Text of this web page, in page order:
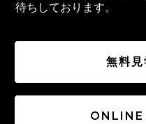
待ちしております。
無料見
ONLINE